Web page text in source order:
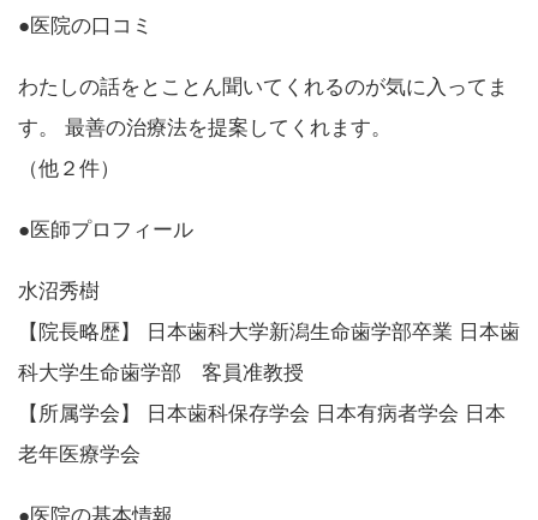
●医院の口コミ
わたしの話をとことん聞いてくれるのが気に入ってま
す。 最善の治療法を提案してくれます。
（他２件）
●医師プロフィール
水沼秀樹
【院長略歴】 日本歯科大学新潟生命歯学部卒業 日本歯
科大学生命歯学部 客員准教授
【所属学会】 日本歯科保存学会 日本有病者学会 日本
老年医療学会
●医院の基本情報